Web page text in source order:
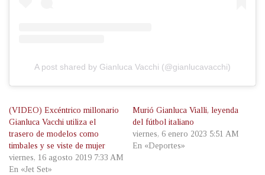
A post shared by Gianluca Vacchi (@gianlucavacchi)
(VIDEO) Excéntrico millonario
Gianluca Vacchi utiliza el
trasero de modelos como
timbales y se viste de mujer
viernes, 16 agosto 2019 7:33 AM
En «Jet Set»
Murió Gianluca Vialli, leyenda
del fútbol italiano
viernes, 6 enero 2023 5:51 AM
En «Deportes»